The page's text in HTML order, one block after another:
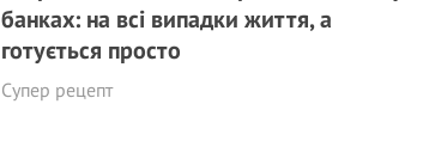
банках: на всі випадки життя, а
готується просто
Супер рецепт